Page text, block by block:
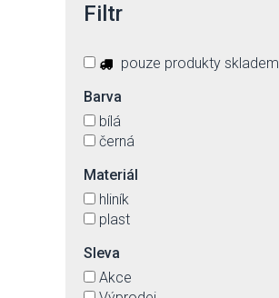
Filtr
pouze produkty skladem
Barva
bílá
černá
Materiál
hliník
plast
Sleva
Akce